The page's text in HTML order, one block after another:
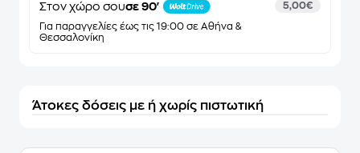
Στον χώρο σουσε 90'
Για παραγγελίες έως τις 19:00 σε Αθήνα &
Θεσσαλονίκη
5,00€
Άτοκες δόσεις με ή χωρίς πιστωτική